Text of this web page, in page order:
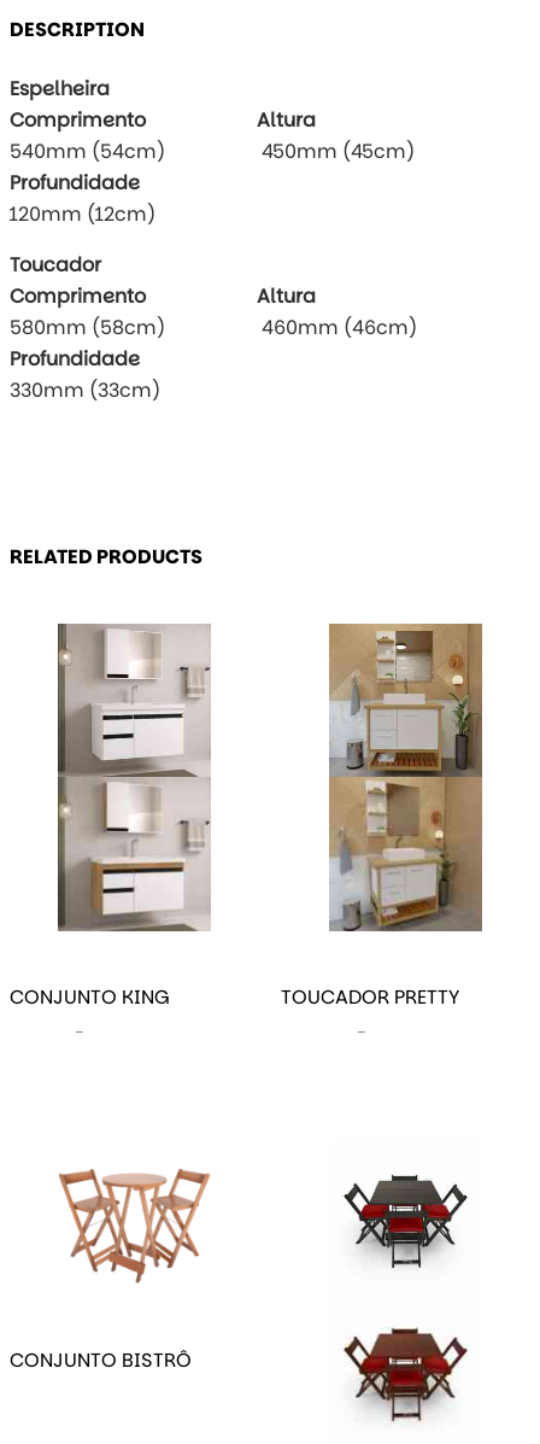
DESCRIPTION
Espelheira
Comprimento
Altura
540mm (54cm) 450mm (45cm)
Profundidade
120mm (12cm)
Toucador
Comprimento
Altura
580mm (58cm) 460mm (46cm)
Profundidade
330mm (33cm)
RELATED PRODUCTS
CONJUNTO KING
–
TOUCADOR PRETTY
–
CONJUNTO BISTRÔ